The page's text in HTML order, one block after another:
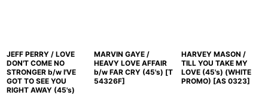
JEFF PERRY / LOVE
DON'T COME NO
STRONGER b/w I'VE
GOT TO SEE YOU
RIGHT AWAY (45's)
MARVIN GAYE /
HEAVY LOVE AFFAIR
b/w FAR CRY (45's) [T
54326F]
HARVEY MASON /
TILL YOU TAKE MY
LOVE (45's) (WHITE
PROMO) [AS 0323]